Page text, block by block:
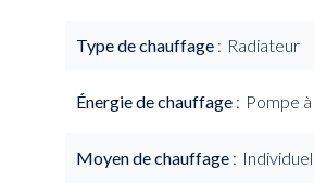
Type de chauffage Radiateur
Énergie de chauffage Pompe
Moyen de chauffage Individuel